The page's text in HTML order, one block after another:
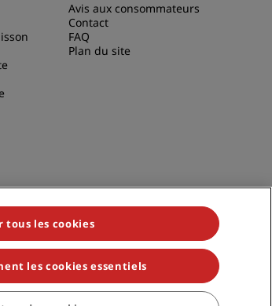
Avis aux consommateurs
Contact
FAQ
Plan du site
tous les cookies
les cookies essentiels